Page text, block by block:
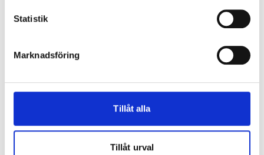
Statistik
Marknadsföring
Tillåt alla
Tillåt urval
Karmyttermåttet
Skillnaden mellan modulmått och karmyttermått
i karmen är ej borrade hela vägen,
detta är ifall du skulle vilja montera dörren med
träskruv. Önskar du att använda karmhylsa vid montage